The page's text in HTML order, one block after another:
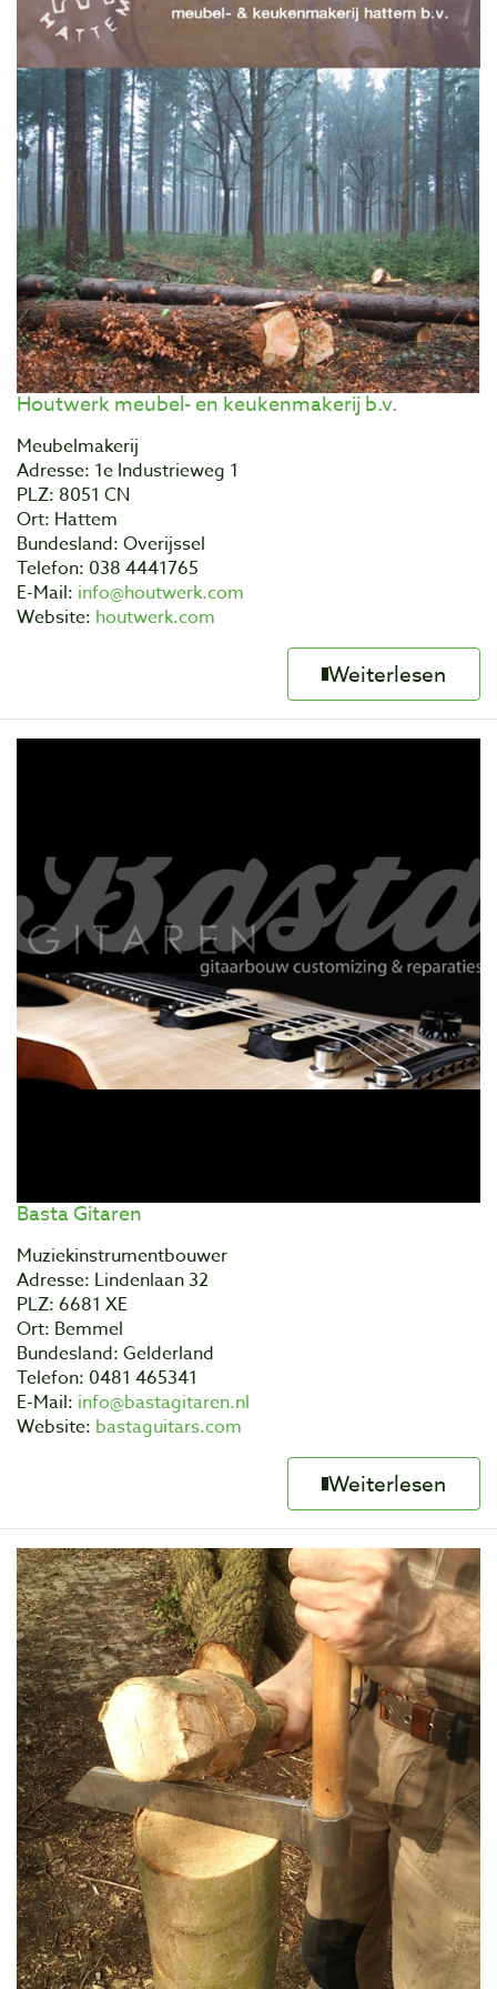
Houtwerk meubel- en keukenmakerij b.v.
Meubelmakerij
Adresse: 1e Industrieweg 1
PLZ: 8051 CN
Ort: Hattem
Bundesland: Overijssel
Telefon: 038 4441765
E-Mail: info@houtwerk.com
Website: houtwerk.com
Weiterlesen
Basta Gitaren
Muziekinstrumentbouwer
Adresse: Lindenlaan 32
PLZ: 6681 XE
Ort: Bemmel
Bundesland: Gelderland
Telefon: 0481 465341
E-Mail: info@bastagitaren.nl
Website: bastaguitars.com
Weiterlesen